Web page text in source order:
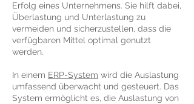
Erfolg eines Unternehmens. Sie hilft dabei,
Überlastung und Unterlastung zu
vermeiden und sicherzustellen, dass die
verfügbaren Mittel optimal genutzt
werden.
In einem ERP-System wird die Auslastung
umfassend überwacht und gesteuert. Das
System ermöglicht es, die Auslastung von